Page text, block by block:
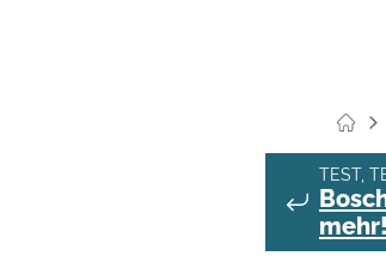
TEST,
mehr!